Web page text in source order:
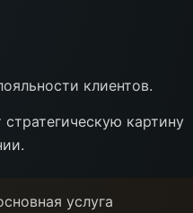
клиентов.
картину
услуга